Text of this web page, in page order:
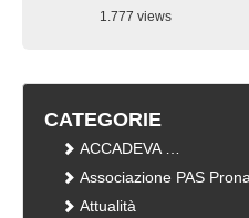
1.777 views
CATEGORIE
ACCADEVA …
Associazione PAS
Attualità